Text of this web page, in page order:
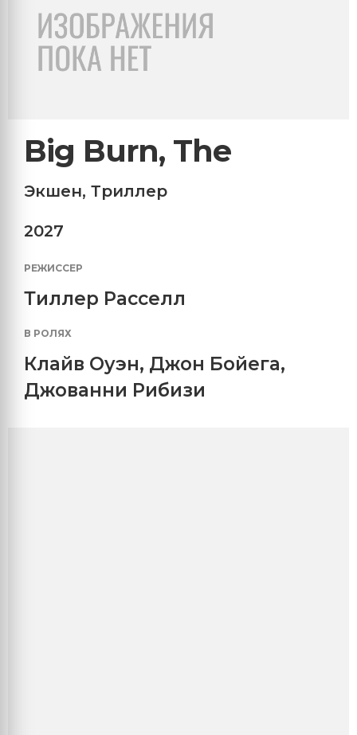
Big Burn, The
Экшен, Триллер
2027
РЕЖИССЕР
Тиллер Расселл
В РОЛЯХ
Клайв Оуэн, Джон Бойега,
Джованни Рибизи